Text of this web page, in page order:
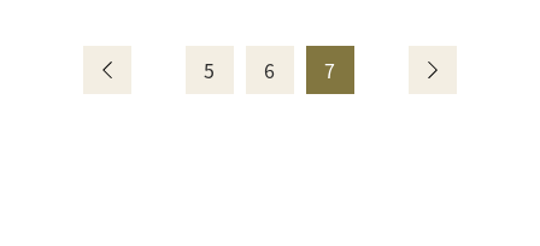
雄場》，民眾反應熱烈！
5 6 7